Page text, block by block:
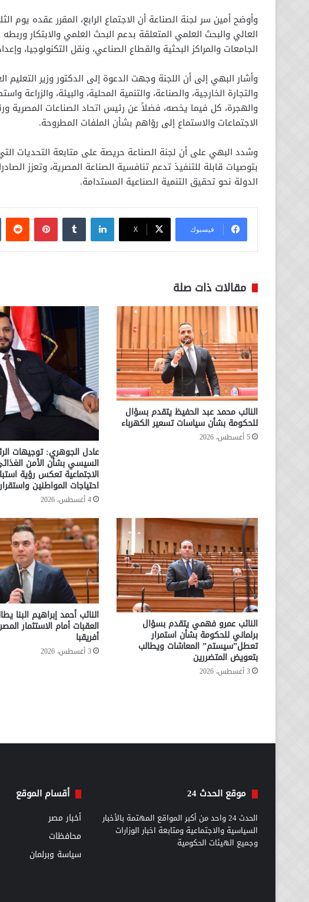
وأوضح أمين سر لجنة الصناعة أن الاجتماع الرابع، المقرر عقده يوم
العالي والبحث العلمي المتعلقة بدعم البحث العلمي والابتكار
الجامعات والمراكز البحثية والقطاع الصناعي، ونقل التكنولوجيا،
وأشار البهي إلى أن اللجنة وجهت الدعوة إلى الدكتور وزير التعليم
والتجارة الخارجية، والصناعة، والتنمية المحلية، والبيئة، والزراعة
والهجرة، كل فيما يخصه، فضلاً عن رئيس اتحاد الصناعات المصرية
الاجتماعات والاستماع إلى رؤاهم بشأن الملفات المطروحة.
وشدد البهي على أن لجنة الصناعة حريصة على متابعة التحديات
بتوصيات قابلة للتنفيذ تدعم تنافسية الصناعة المصرية، وتعزز
الدولة نحو تحقيق التنمية الصناعية المستدامة.
فيسبوك ‫X
لينكدإن بينتيريست
مقالات ذات صلة
النائب محمد عبد الحفيظ يتقدم بسؤال
للحكومة بشأن سياسات تسعير الكهرباء
5 أغسطس، 2026
عادل الجوهري: توجيهات
السيسي بشأن الأمن
الاجتماعية تعكس رؤية
احتياجات المواطنين
4 أغسطس، 2026
النائب عمرو فهمي يتقدم بسؤال
برلماني للحكومة بشأن استمرار
تعطل”سيستم” المعاشات ويطالب
بتعويض المتضررين
3 أغسطس، 2026
النائب أحمد إبراهيم البنا
العقبات أمام الاستثمار
أفريقبا
3 أغسطس، 2026
موقع الحدث 24
الحدث 24 واحد من أكبر المواقع المهتمة بالأخبار
السياسية والاجتماعية ومتابعة اخبار الوزارات
وجميع الهيئات الحكومية
أقسام الموقع
أخبار مصر
محافظات
سياسة وبرلمان